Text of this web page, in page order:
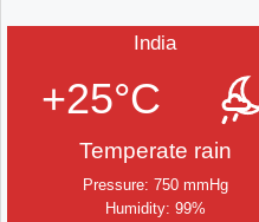
India
+25°C
Temperate rain
Pressure: 750 mmHg
Humidity: 99%